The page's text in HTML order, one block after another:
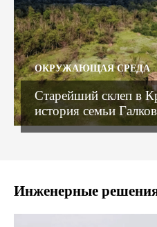
ОКРУЖАЮЩАЯ СРЕДА
Старейший склеп в
история семьи
Инженерные